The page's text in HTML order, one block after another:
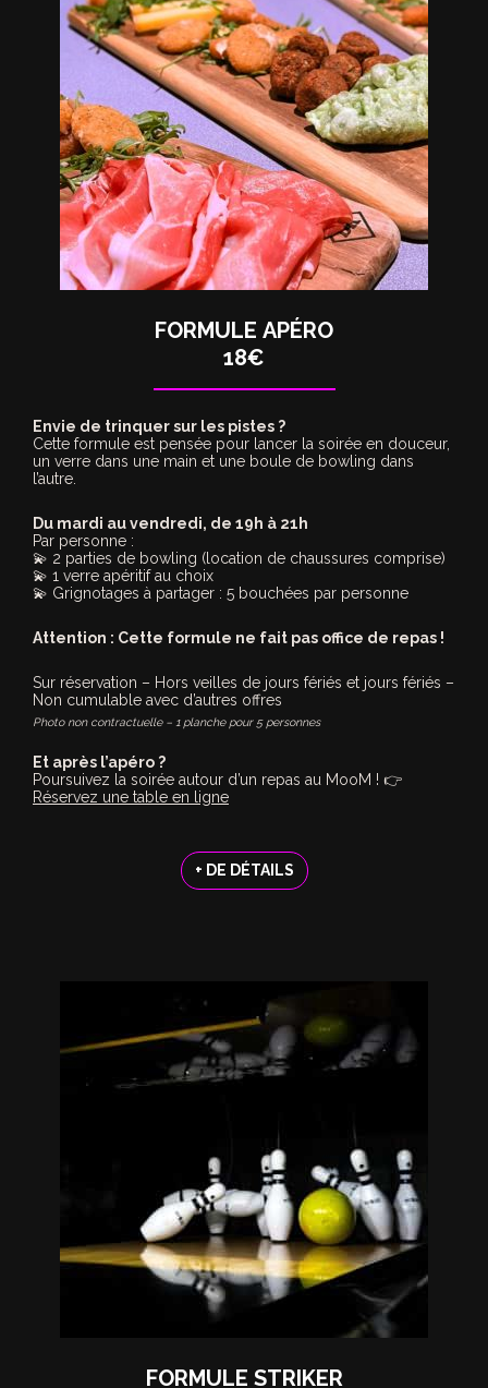
FORMULE APÉRO
18€
Envie de trinquer sur les pistes ?
Cette formule est pensée pour lancer la soirée en douceur,
un verre dans une main et une boule de bowling dans
l’autre.
Du mardi au vendredi, de 19h à 21h
Par personne :
💫 2 parties de bowling (location de chaussures comprise)
💫 1 verre apéritif au choix
💫 Grignotages à partager : 5 bouchées par personne
Attention : Cette formule ne fait pas office de repas !
Sur réservation – Hors veilles de jours fériés et jours fériés –
Non cumulable avec d’autres offres
Photo non contractuelle – 1 planche pour 5 personnes
Et après l’apéro ?
Poursuivez la soirée autour d’un repas au MooM ! 👉
Réservez une table en ligne
+ DE DÉTAILS
FORMULE STRIKER